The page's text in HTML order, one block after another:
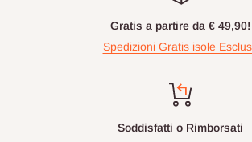
Gratis a partire da € 49,90!
Spedizioni Gratis isole
Soddisfatti o Rimborsati